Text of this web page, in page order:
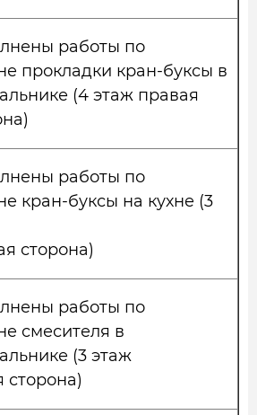
работы по
прокладки кран-буксы в
(4 этаж правая
работы по
кран-буксы на кухне (3
сторона)
работы по
смесителя в
(3 этаж
сторона)